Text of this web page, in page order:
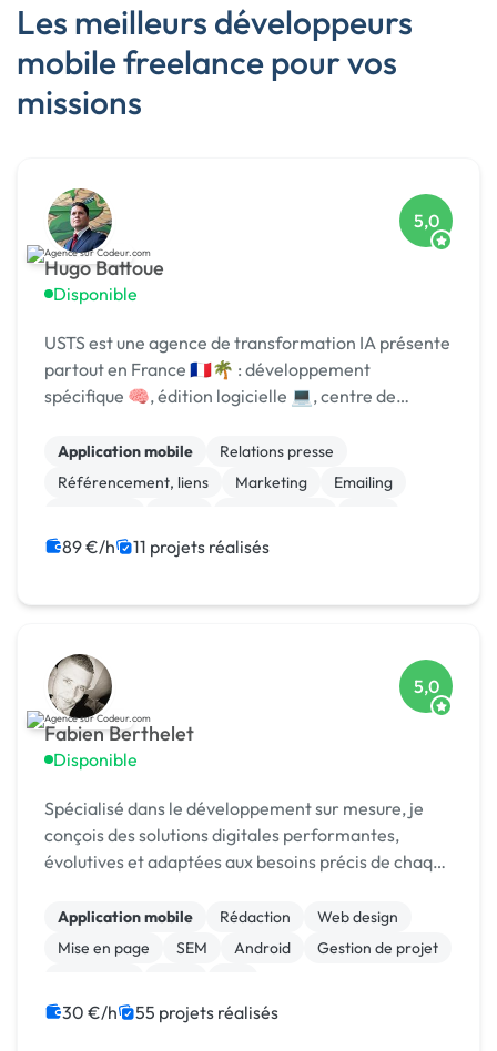
Les meilleurs développeurs
mobile freelance pour vos
missions
Hugo Battoue
Disponible
5,0
USTS est une agence de transformation IA présente
partout en France 🇫🇷🌴 : développement
spécifique 🧠, édition logicielle 💻, centre de
MASQUÉE] 🏆 !
Application mobile
Relations presse
Référencement, liens
Marketing
Emailing
Charte graphique
89 €/h 11 projets réalisés
Fabien Berthelet
Disponible
5,0
Spécialisé dans le développement sur mesure, je
conçois des solutions digitales performantes,
évolutives et adaptées aux besoins précis de chaque
Application mobile Rédaction
Web design
Mise en page
SEM Android
Gestion de projet
30 €/h 55 projets réalisés